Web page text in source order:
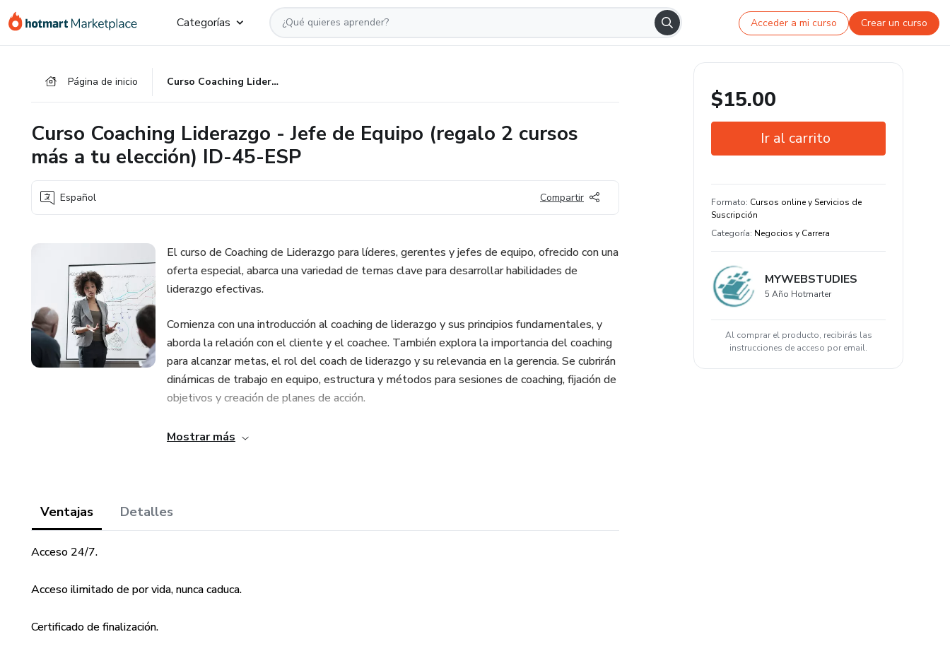
Categorías Acceder a mi curso Crear un curso
Página de inicio Curso Coaching Liderazgo - Jefe de Equipo (regalo 2 cursos más a tu elección) ID-45-ESP
Curso Coaching Liderazgo - Jefe de Equipo (regalo 2 cursos
más a tu elección) ID-45-ESP
Español Compartir
El curso de Coaching de Liderazgo para líderes, gerentes y jefes de equipo, ofrecido con una
oferta especial, abarca una variedad de temas clave para desarrollar habilidades de
liderazgo efectivas.
Comienza con una introducción al coaching de liderazgo y sus principios fundamentales, y
aborda la relación con el cliente y el coachee. También explora la importancia del coaching
para alcanzar metas, el rol del coach de liderazgo y su relevancia en la gerencia. Se cubrirán
dinámicas de trabajo en equipo, estructura y métodos para sesiones de coaching, fijación de
objetivos y creación de planes de acción.
El curso también desarrollará habilidades de comunicación efectiva, comprenderá la
Mostrar más
Ventajas Detalles
Acceso 24/7.
Acceso ilimitado de por vida, nunca caduca.
Certificado de finalización.
$15.00
Ir al carrito
Certificado de conclusión
Formato: Cursos online y Servicios de
Suscripción
Categoría: Negocios y Carrera
MYWEBSTUDIES
5 Año Hotmarter
Al comprar el producto, recibirás las
instrucciones de acceso por email.